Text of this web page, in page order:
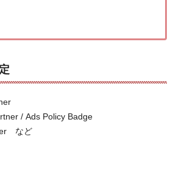
/ Ads Policy Badge
など